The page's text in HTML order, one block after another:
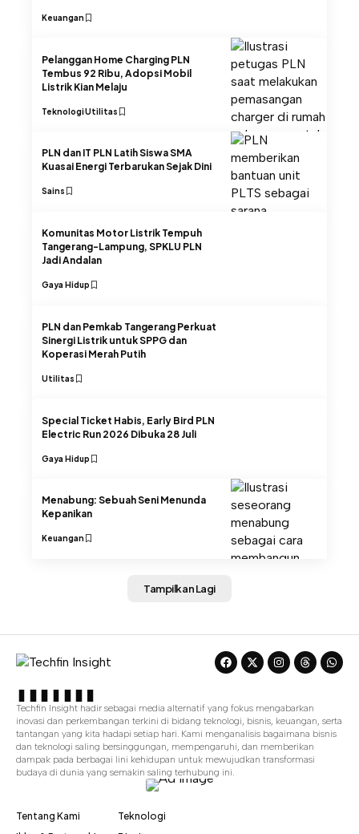
Keuangan
Pelanggan Home Charging PLN
Tembus 92 Ribu, Adopsi Mobil
Listrik Kian Melaju
TeknologiUtilitas
PLN dan IT PLN Latih Siswa SMA
Kuasai Energi Terbarukan Sejak Dini
Sains
Komunitas Motor Listrik Tempuh
Tangerang-Lampung, SPKLU PLN
Jadi Andalan
Gaya Hidup
PLN dan Pemkab Tangerang Perkuat
Sinergi Listrik untuk SPPG dan
Koperasi Merah Putih
Utilitas
Special Ticket Habis, Early Bird PLN
Electric Run 2026 Dibuka 28 Juli
Gaya Hidup
Menabung: Sebuah Seni Menunda
Kepanikan
Keuangan
Tampilkan Lagi
Techfin Insight hadir sebagai media alternatif yang fokus mengabarkan
inovasi dan perkembangan terkini di bidang teknologi, bisnis, keuangan, serta
tantangan yang kita hadapi setiap hari. Kami menganalisis bagaimana bisnis
dan teknologi saling bersinggungan, mempengaruhi, dan memberikan
dampak pada berbagai lini kehidupan untuk mewujudkan transformasi
budaya di dunia yang semakin saling terhubung ini.
Tentang Kami
Teknologi